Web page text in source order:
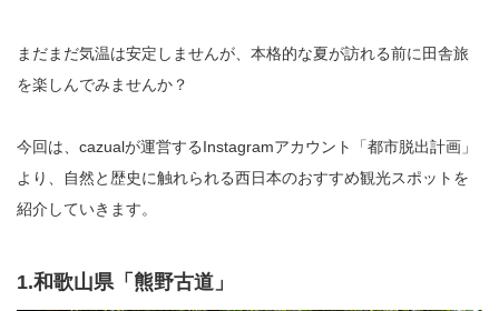
まだまだ気温は安定しませんが、本格的な夏が訪れる前に田舎旅
を楽しんでみませんか？
今回は、cazualが運営するInstagramアカウント「都市脱出計画」
より、自然と歴史に触れられる西日本のおすすめ観光スポットを
紹介していきます。
1.和歌山県「熊野古道」